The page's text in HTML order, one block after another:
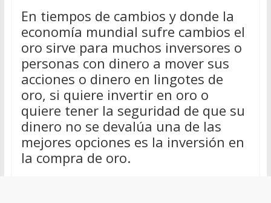
En tiempos de cambios y donde la
economía mundial sufre cambios el
oro sirve para muchos inversores o
personas con dinero a mover sus
acciones o dinero en lingotes de
oro, si quiere invertir en oro o
quiere tener la seguridad de que su
dinero no se devalúa una de las
mejores opciones es la inversión en
la compra de oro.